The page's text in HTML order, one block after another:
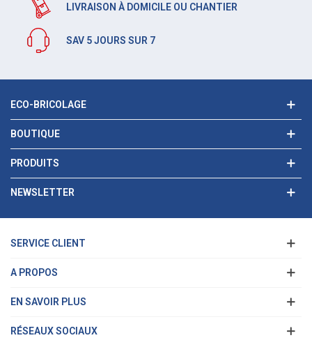
LIVRAISON À DOMICILE OU CHANTIER
SAV 5 JOURS SUR 7
ECO-BRICOLAGE
BOUTIQUE
PRODUITS
NEWSLETTER
SERVICE CLIENT
A PROPOS
EN SAVOIR PLUS
RÉSEAUX SOCIAUX